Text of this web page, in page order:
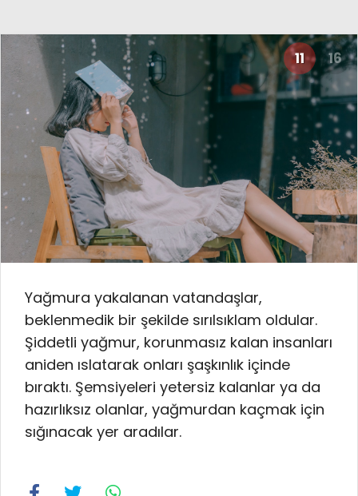
11 16
Yağmura yakalanan vatandaşlar,
beklenmedik bir şekilde sırılsıklam oldular.
Şiddetli yağmur, korunmasız kalan insanları
aniden ıslatarak onları şaşkınlık içinde
bıraktı. Şemsiyeleri yetersiz kalanlar ya da
hazırlıksız olanlar, yağmurdan kaçmak için
sığınacak yer aradılar.